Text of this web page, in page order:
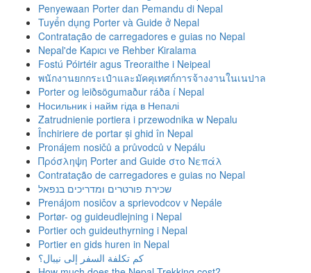
Penyewaan Porter dan Pemandu di Nepal
Tuyển dụng Porter và Guide ở Nepal
Contratação de carregadores e guias no Nepal
Nepal'de Kapıcı ve Rehber Kiralama
Fostú Póirtéir agus Treoraithe i Neipeal
พนักงานยกกระเป๋าและมัคคุเทศก์การจ้างงานในเนปาล
Porter og leiðsögumaður ráða í Nepal
Носильник і найм гіда в Непалі
Zatrudnienie portiera i przewodnika w Nepalu
Închiriere de portar și ghid în Nepal
Pronájem nosičů a průvodců v Nepálu
Πρόσληψη Porter and Guide στο Νεπάλ
Contratação de carregadores e guias no Nepal
שכירת פורטרים ומדריכים בנפאל
Prenájom nosičov a sprievodcov v Nepále
Portør- og guideudlejning i Nepal
Portier och guideuthyrning i Nepal
Portier en gids huren in Nepal
كم تكلفة السفر إلى نيبال؟